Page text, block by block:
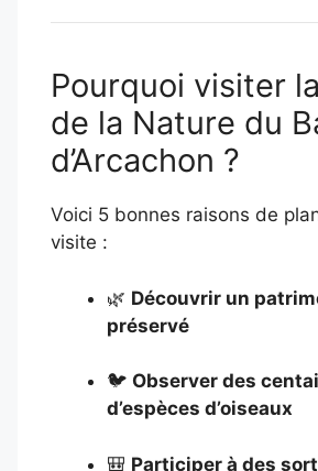
Pourquoi visiter
de la Nature du
d’Arcachon ?
Voici 5 bonnes raisons de
visite :
🌿 Découvrir un
préservé
🐦 Observer des
d’espèces d’oiseaux
🎒 Participer à des